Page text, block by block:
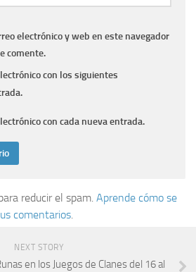
electrónico y web en este navegador
comente.
con los siguientes
con cada nueva entrada.
reducir el spam. Aprende cómo se
comentarios.
NEXT STORY
en los Juegos de Clanes del 16 al